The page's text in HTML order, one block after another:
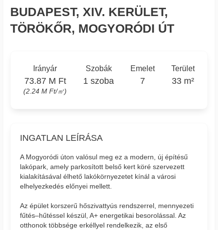
BUDAPEST, XIV. KERÜLET,
TÖRÖKŐR, MOGYORÓDI ÚT
Irányár
73.87 M Ft
(2.24 M Ft/㎡)
Szobák
1 szoba
Emelet
7
Terület
33 m²
INGATLAN LEÍRÁSA
A Mogyoródi úton valósul meg ez a modern, új építésű
lakópark, amely parkosított belső kert köré szervezett
kialakításával élhető lakókörnyezetet kínál a városi
elhelyezkedés előnyei mellett.
Az épület korszerű hőszivattyús rendszerrel, mennyezeti
fűtés–hűtéssel készül, A+ energetikai besorolással. Az
otthonok többsége erkéllyel rendelkezik, az első